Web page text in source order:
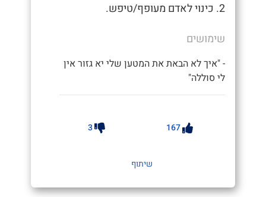
2. כינוי לאדם מעופף/טיפש.
שימושים
- "איך לא הבאת את המטען שלי יא גזור אין
לי סוללה"
167
3
שיתוף